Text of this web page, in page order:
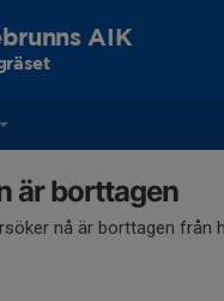
AIK
är borttagen
nå är borttagen från